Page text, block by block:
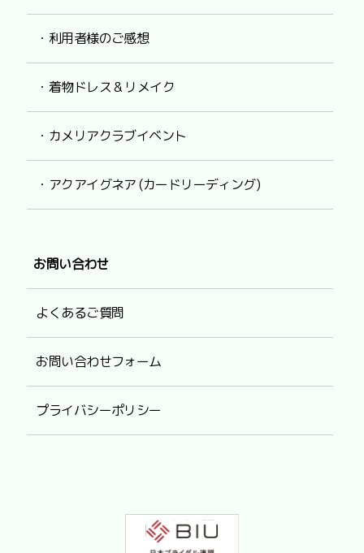
・利用者様のご感想
・着物ドレス & リメイク
・カメリアクラブイベント
・アクアイグネア (カードリーディング)
お問い合わせ
よくあるご質問
お問い合わせフォーム
プライバシーポリシー